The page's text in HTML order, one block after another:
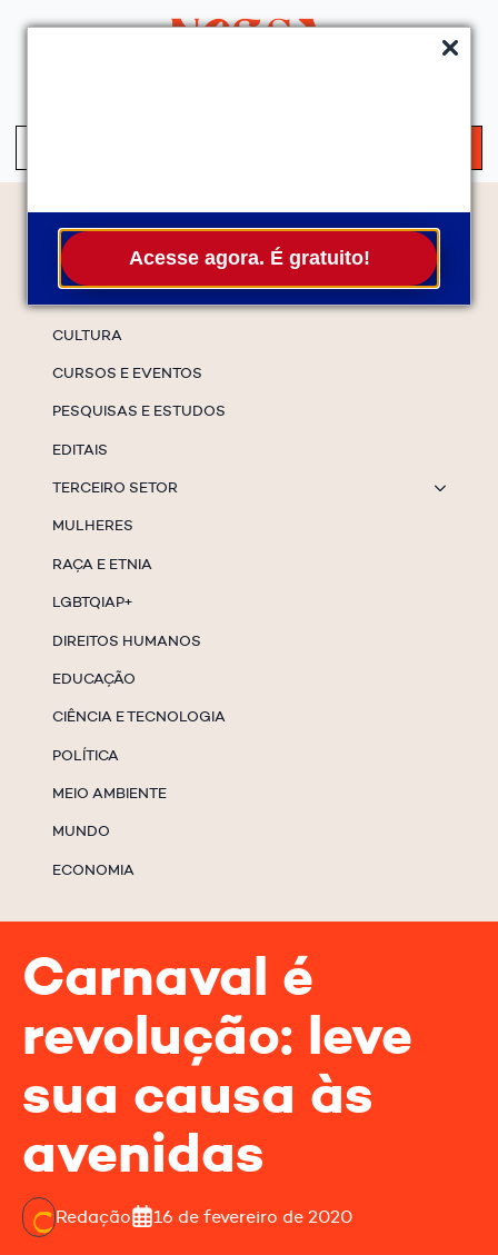
Acesse agora. É gratuito!
Temas
CULTURA
CURSOS E EVENTOS
PESQUISAS E ESTUDOS
EDITAIS
TERCEIRO SETOR
MULHERES
RAÇA E ETNIA
LGBTQIAP+
DIREITOS HUMANOS
EDUCAÇÃO
CIÊNCIA E TECNOLOGIA
POLÍTICA
MEIO AMBIENTE
MUNDO
ECONOMIA
Carnaval é
revolução: leve
sua causa às
avenidas
Redação 16 de fevereiro de 2020